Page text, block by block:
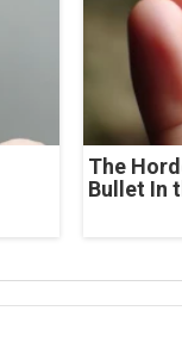
The
Bullet In